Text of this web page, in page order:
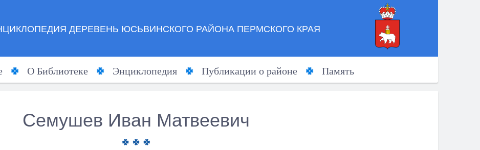
ДЕРЕВЕНЬ ЮСЬВИНСКОГО РАЙОНА ПЕРМСКОГО КРАЯ
О Библиотеке Энциклопедия Публикации о районе Память
Семушев Иван Матвеевич